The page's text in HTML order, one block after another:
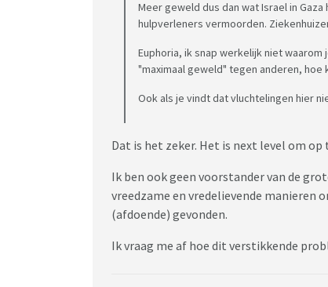
Meer geweld dus dan wat Israel in
hulpverleners vermoorden.
Euphoria, ik snap werkelijk niet
"maximaal geweld" tegen anderen, hoe
Ook als je vindt dat vluchtelingen hier
Dat is het zeker. Het is next level om
Ik ben ook geen voorstander van de
vreedzame en vredelievende manieren
(afdoende) gevonden.
Ik vraag me af hoe dit verstikkende